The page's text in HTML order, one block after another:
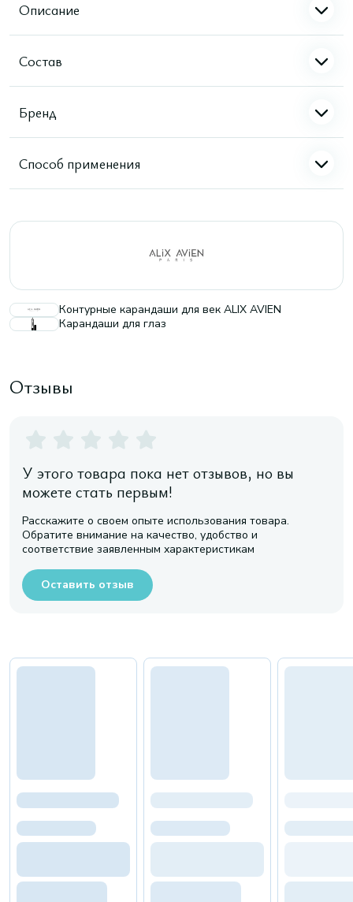
Описание
Состав
Бренд
Способ применения
Контурные карандаши для век ALIX AVIEN
Карандаши для глаз
Отзывы
У этого товара пока нет отзывов, но вы
можете стать первым!
Расскажите о своем опыте использования товара.
Обратите внимание на качество, удобство и
соответствие заявленным характеристикам
Оставить отзыв